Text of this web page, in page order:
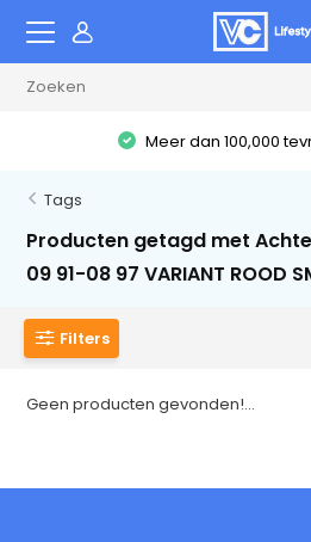
Meer dan 100,000
Tags
Producten getagd met
09 91-08 97 VARIANT ROOD
Filters
Geen producten gevonden!...